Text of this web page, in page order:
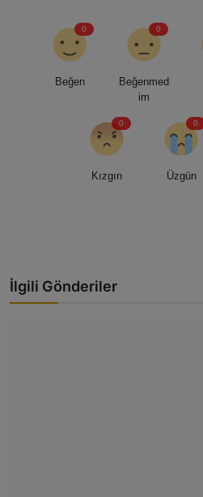
Beğen
0
Beğenmed
im
0
Kızgın
0
Üzgün
0
İlgili Gönderiler